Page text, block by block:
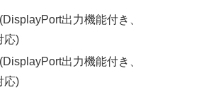
出力機能付き、
応)
出力機能付き、
応)